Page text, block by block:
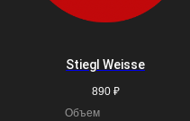
Stiegl Weisse
890 ₽
Объем